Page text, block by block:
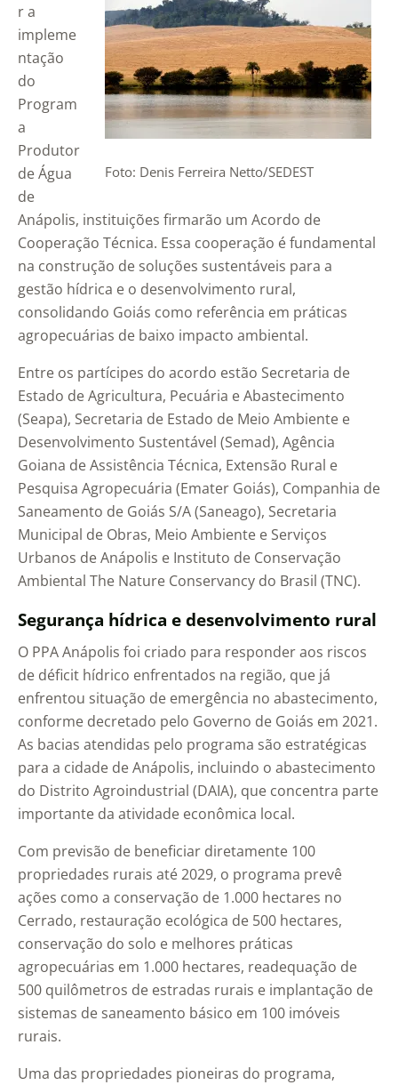
Foto: Denis Ferreira Netto/SEDEST
r a
impleme
ntação
do
Program
a
Produtor
de Água
de
Anápolis, instituições firmarão um Acordo de
Cooperação Técnica. Essa cooperação é fundamental
na construção de soluções sustentáveis para a
gestão hídrica e o desenvolvimento rural,
consolidando Goiás como referência em práticas
agropecuárias de baixo impacto ambiental.
Entre os partícipes do acordo estão Secretaria de
Estado de Agricultura, Pecuária e Abastecimento
(Seapa), Secretaria de Estado de Meio Ambiente e
Desenvolvimento Sustentável (Semad), Agência
Goiana de Assistência Técnica, Extensão Rural e
Pesquisa Agropecuária (Emater Goiás), Companhia de
Saneamento de Goiás S/A (Saneago), Secretaria
Municipal de Obras, Meio Ambiente e Serviços
Urbanos de Anápolis e Instituto de Conservação
Ambiental The Nature Conservancy do Brasil (TNC).
Segurança hídrica e desenvolvimento rural
O PPA Anápolis foi criado para responder aos riscos
de déficit hídrico enfrentados na região, que já
enfrentou situação de emergência no abastecimento,
conforme decretado pelo Governo de Goiás em 2021.
As bacias atendidas pelo programa são estratégicas
para a cidade de Anápolis, incluindo o abastecimento
do Distrito Agroindustrial (DAIA), que concentra parte
importante da atividade econômica local.
Com previsão de beneficiar diretamente 100
propriedades rurais até 2029, o programa prevê
ações como a conservação de 1.000 hectares no
Cerrado, restauração ecológica de 500 hectares,
conservação do solo e melhores práticas
agropecuárias em 1.000 hectares, readequação de
500 quilômetros de estradas rurais e implantação de
sistemas de saneamento básico em 100 imóveis
rurais.
Uma das propriedades pioneiras do programa,